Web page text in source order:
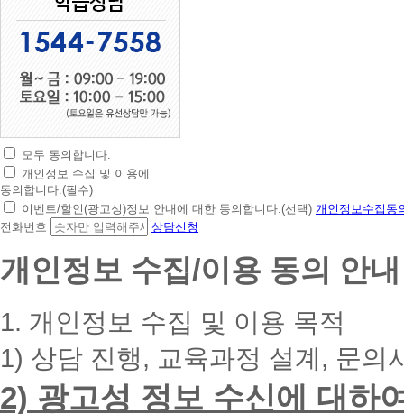
초
간
편
상
담
청
대
폰
입
력
모두 동의합니다.
개인정보 수집 및 이용에
동의합니다.(필수)
이벤트/할인(광고성)정보 안내에 대한 동의합니다.(선택) 개인정보수집동
전화번호
상담신청
개인정보 수집/이용 동의 안내
1. 개인정보 수집 및 이용 목적
1) 상담 진행, 교육과정 설계, 문의
2) 광고성 정보 수신에 대하